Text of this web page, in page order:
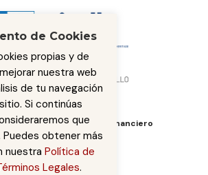
administración del fondo financiero
de Cookies
propias y de
nuestra web
de tu navegación
Si continúas
que
obtener más
nuestra Política de
Legales.